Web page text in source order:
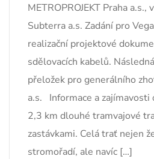
METROPROJEKT Praha
Subterra a.s. Zadání pro
realizační projektové
sdělovacích kabelů.
přeložek pro generálního
a.s. Informace a zajímavosti
2,3 km dlouhé tramvajové
zastávkami. Celá trať nejen
stromořadí, ale navíc […]